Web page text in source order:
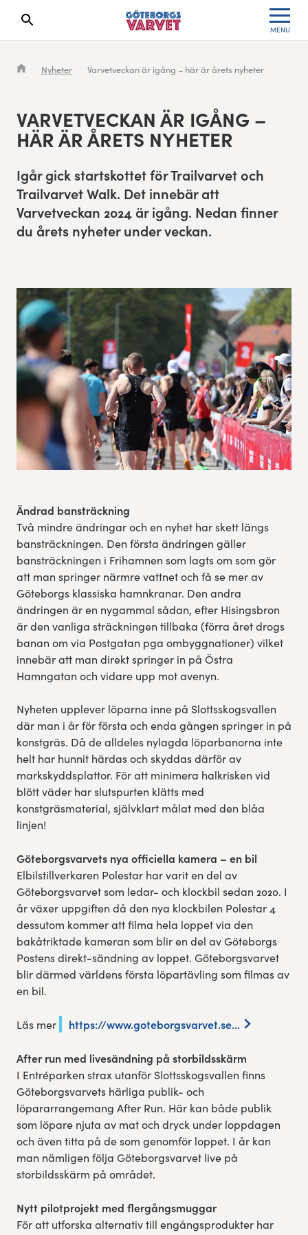
MENU
Search results will show up here
Nyheter Varvetveckan är igång – här är årets nyheter
VARVETVECK­AN ÄR IGÅNG –
HÄR ÄR ÅRETS NYHETER
Igår gick start­skot­tet för Trail­varvet och
Trail­varvet Walk. Det innebär att
Varvetveck­an 2024är igång. Nedan finner
du årets nyheter under veckan.
Ändrad bansträckning
Två mindre ändringar och en nyhet har skett längs
bansträckningen. Den första ändringen gäller
bansträckningen i Frihamnen som lagts om som gör
att man springer närmre vattnet och få se mer av
Göteborgs klassiska hamnkranar. Den andra
ändringen är en nygammal sådan, efter Hisingsbron
är den vanliga sträckningen tillbaka (förra året drogs
banan om via Postgatan pga ombyggnationer) vilket
innebär att man direkt springer in på Östra
Hamngatan och vidare upp mot avenyn.
Nyheten upplever löparna inne på Slottsskogsvallen
där man i år för första och enda gången springer in på
konstgräs. Då de alldeles nylagda löparbanorna inte
helt har hunnit härdas och skyddas därför av
markskyddsplattor. För att minimera halkrisken vid
blött väder har slutspurten klätts med
konstgräsmaterial, självklart målat med den blåa
linjen!
Göteborgsvarvets nya officiella kamera – en bil
Elbilstillverkaren Polestar har varit en del av
Göteborgsvarvet som ledar- och klockbil sedan 2020. I
år växer uppgiften då den nya klockbilen Polestar 4
dessutom kommer att filma hela loppet via den
bakåtriktade kameran som blir en del av Göteborgs
Postens direkt-sändning av loppet. Göteborgsvarvet
blir därmed världens första löpartävling som filmas av
en bil.
Läs mer https://www.goteborgsvarvet.se...
After run med livesändning på storbildsskärm
I Entréparken strax utanför Slottsskogsvallen finns
Göteborgsvarvets härliga publik- och
löpararrangemang After Run. Här kan både publik
som löpare njuta av mat och dryck under loppdagen
och även titta på de som genomför loppet. I år kan
man nämligen följa Göteborgsvarvet live på
storbildsskärm på området.
Nytt pilotprojekt med flergångsmuggar
För att utforska alternativ till engångsprodukter har
Seeding system
Göteborgsvarvet Expo
Follow the race
Göteborgsvarvet Family Area
Experience Gothenburg
Sustainability
Funktionär/volontär
Cityvarvet
Lilla Varvet
Varvetmilen
Register for a race